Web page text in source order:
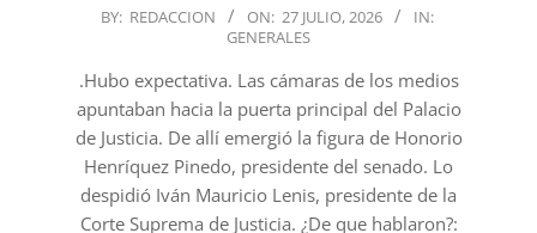
2026-
27
BY: REDACCION ON: 27 JULIO, 2026
IN:
GENERALES
.Hubo expectativa. Las cámaras de los medios
apuntaban hacia la puerta principal del Palacio
de Justicia. De allí emergió la figura de Honorio
Henríquez Pinedo, presidente del senado. Lo
despidió Iván Mauricio Lenis, presidente de la
Corte Suprema de Justicia. ¿De que hablaron?: